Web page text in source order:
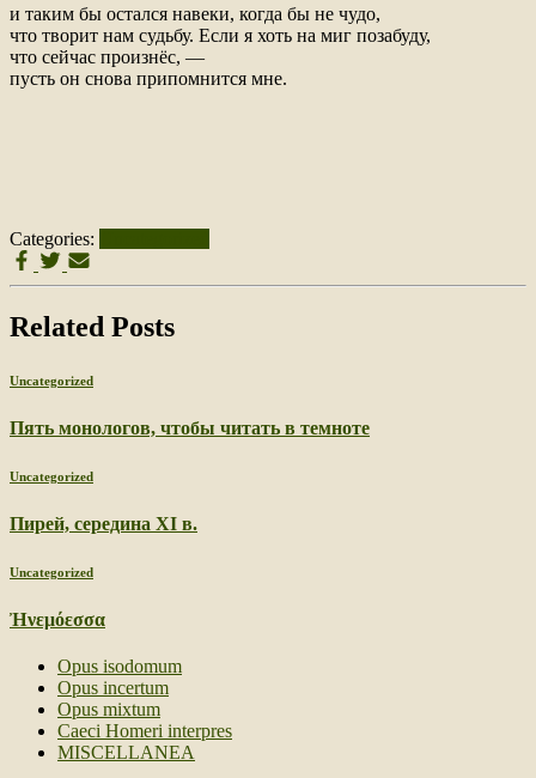
и таким бы остался навеки, когда бы не чудо,
что творит нам судьбу. Если я хоть на миг позабуду,
что сейчас произнёс, —
пусть он снова припомнится мне.
Categories:
Related Posts
Uncategorized
Пять монологов, чтобы читать в темноте
Uncategorized
Пирей, середина XI в.
Uncategorized
Ἠνεμόεσσα
Opus isodomum
Opus incertum
Opus mixtum
Caeci Homeri interpres
MISCELLANEA